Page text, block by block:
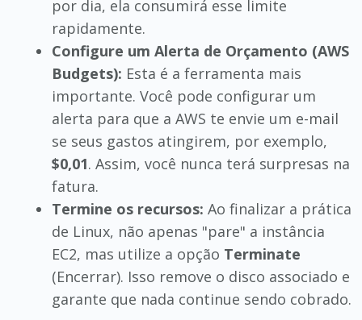
por dia, ela consumirá esse limite
rapidamente.
Configure um Alerta de Orçamento (AWS
Budgets): Esta é a ferramenta mais
importante. Você pode configurar um
alerta para que a AWS te envie um e-mail
se seus gastos atingirem, por exemplo,
$0,01. Assim, você nunca terá surpresas na
fatura.
Termine os recursos: Ao finalizar a prática
de Linux, não apenas "pare" a instância
EC2, mas utilize a opção Terminate
(Encerrar). Isso remove o disco associado e
garante que nada continue sendo cobrado.